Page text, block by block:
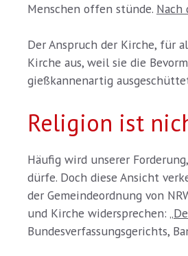
Menschen offen stünde. Nach
Der Anspruch der Kirche, für
Kirche aus, weil sie die
gießkannenartig
Religion ist
Häufig wird unserer
dürfe. Doch diese Ansicht
der Gemeindeordnung von
und Kirche widersprechen: „
Bundesverfassungsgerichts,